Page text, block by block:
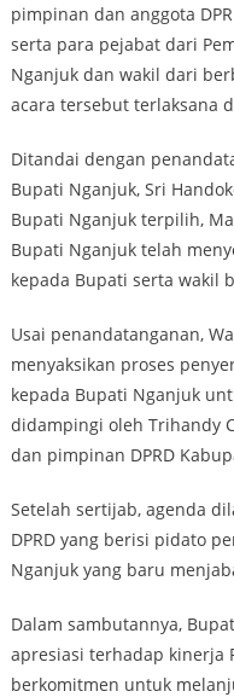
pimpinan dan anggota
serta para pejabat dari
Nganjuk dan wakil dari
acara tersebut terlaksana
Ditandai dengan
Bupati Nganjuk, Sri
Bupati Nganjuk terpilih,
Bupati Nganjuk telah
kepada Bupati serta wakil
Usai penandatanganan,
menyaksikan proses
kepada Bupati Nganjuk
didampingi oleh Trihandy
dan pimpinan DPRD
Setelah sertijab, agenda
DPRD yang berisi pidato
Nganjuk yang baru
Dalam sambutannya,
apresiasi terhadap kinerja
berkomitmen untuk